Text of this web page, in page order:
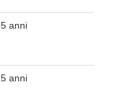
5 anni
5 anni